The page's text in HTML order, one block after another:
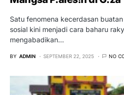
Satu fenomena kecerdasan
sosial kini menjadi cara baharu
mengabadikan…
BY ADMIN SEPTEMBER 22, 2025 NO